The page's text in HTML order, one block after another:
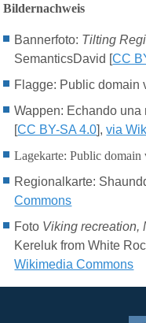
Bildernachweis
Bannerfoto: Tilting
SemanticsDavid [CC
Flagge: Public domain
Wappen: Echando
[CC BY-SA 4.0],via
Lagekarte: Public domain
Regionalkarte:
Commons
Foto Viking recreation,
Kereluk from White
Wikimedia Commons